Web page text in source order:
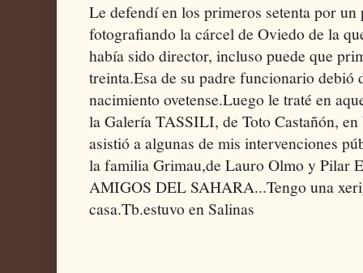
Le defendí en los primeros setenta por un
fotografiando la cárcel de Oviedo de la
había sido director, incluso puede que
treinta.Esa de su padre funcionario debió
nacimiento ovetense.Luego le traté en
la Galería TASSILI, de Toto Castañón,
asistió a algunas de mis intervenciones
la familia Grimau,de Lauro Olmo y Pilar
AMIGOS DEL SAHARA...Tengo una
casa.Tb.estuvo en Salinas